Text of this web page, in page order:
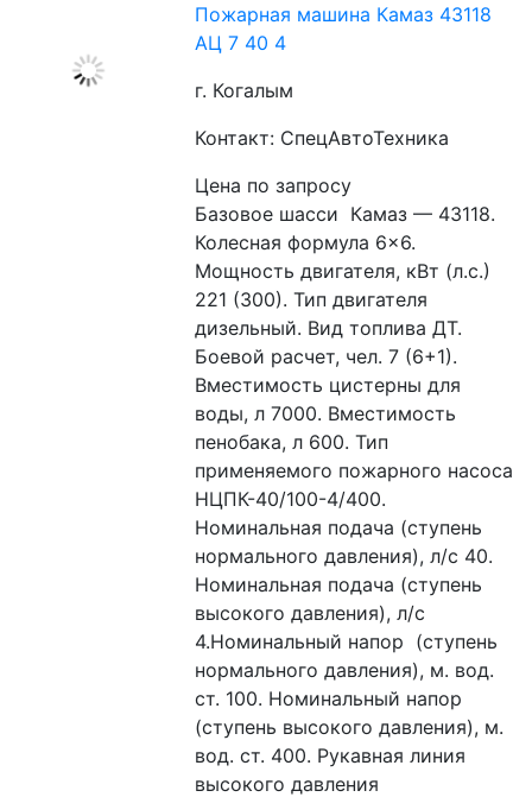
Пожарная машина Камаз 43118
АЦ 7 40 4
г. Когалым
Контакт: СпецАвтоТехника
Цена по запросу
Базовое шасси  Камаз — 43118.
Колесная формула 6×6.
Мощность двигателя, кВт (л.с.)
221 (300). Тип двигателя
дизельный. Вид топлива ДТ.
Боевой расчет, чел. 7 (6+1).
Вместимость цистерны для
воды, л 7000. Вместимость
пенобака, л 600. Тип
применяемого пожарного насоса
НЦПК-40/100-4/400.
Номинальная подача (ступень
нормального давления), л/с 40.
Номинальная подача (ступень
высокого давления), л/с
4.Номинальный напор  (ступень
нормального давления), м. вод.
ст. 100. Номинальный напор
(ступень высокого давления), м.
вод. ст. 400. Рукавная линия
высокого давления